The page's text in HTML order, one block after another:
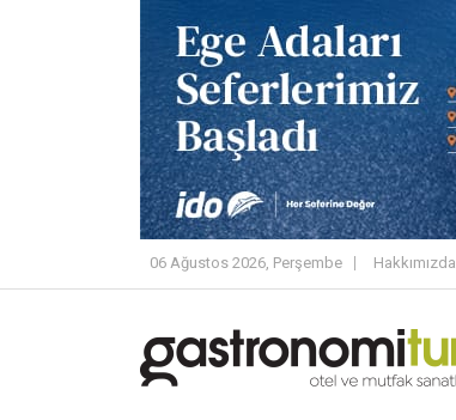
06 Ağustos 2026, Perşembe Hakkımızda